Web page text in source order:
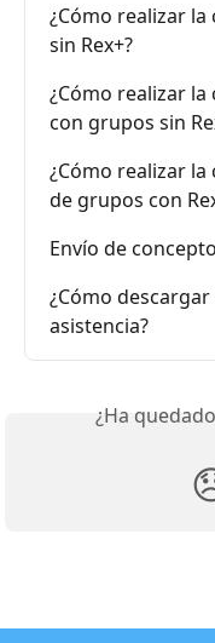
¿Cómo realizar
sin Rex+?
¿Cómo realizar
con grupos sin
¿Cómo realizar
de grupos con
Envío de
¿Cómo
asistencia?
¿Ha